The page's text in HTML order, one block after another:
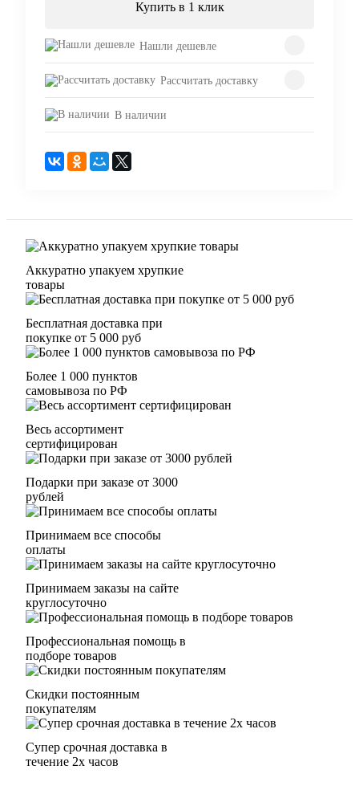
Купить в 1 клик
Нашли дешевле
Рассчитать доставку
В наличии
Аккуратно упакуем хрупкие
товары
Бесплатная доставка при
покупке от 5 000 руб
Более 1 000 пунктов
самовывоза по РФ
Весь ассортимент
сертифицирован
Подарки при заказе от 3000
рублей
Принимаем все способы
оплаты
Принимаем заказы на сайте
круглосуточно
Профессиональная помощь в
подборе товаров
Скидки постоянным
покупателям
Супер срочная доставка в
течение 2х часов